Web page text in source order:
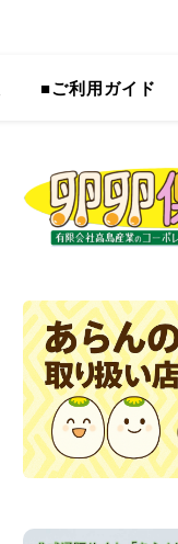
■ご利用ガイド